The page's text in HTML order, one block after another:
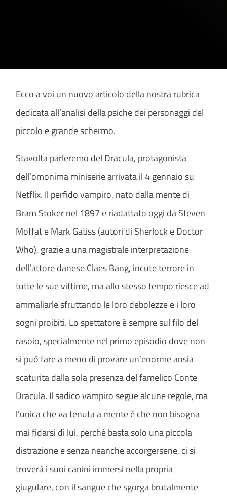
Ecco a voi un nuovo articolo della nostra rubrica
dedicata all’analisi della psiche dei personaggi del
piccolo e grande schermo.
Stavolta parleremo del Dracula, protagonista
dell’omonima miniserie arrivata il 4 gennaio su
Netflix. Il perfido vampiro, nato dalla mente di
Bram Stoker nel 1897 e riadattato oggi da Steven
Moffat e Mark Gatiss (autori di Sherlock e Doctor
Who), grazie a una magistrale interpretazione
dell’attore danese Claes Bang, incute terrore in
tutte le sue vittime, ma allo stesso tempo riesce ad
ammaliarle sfruttando le loro debolezze e i loro
sogni proibiti. Lo spettatore è sempre sul filo del
rasoio, specialmente nel primo episodio dove non
si può fare a meno di provare un’enorme ansia
scaturita dalla sola presenza del famelico Conte
Dracula. Il sadico vampiro segue alcune regole, ma
l’unica che va tenuta a mente è che non bisogna
mai fidarsi di lui, perché basta solo una piccola
distrazione e senza neanche accorgersene, ci si
troverà i suoi canini immersi nella propria
giugulare, con il sangue che sgorga brutalmente